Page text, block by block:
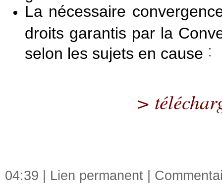
La nécessaire
droits garantis par la
selon les sujets en cause :
>
04:39 | Lien permanent